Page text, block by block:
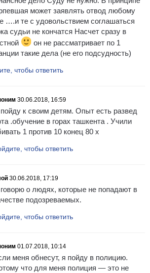
может заявлять отвод любому
….и те с удовольствием соглашаться
судьи не кончатся Насчет сразу в
он не рассматривает по 1
такие дела (не его подсудность)
чтобы ответить
30.06.2018, 16:59
к своим детям. Опыт есть развед
.обучение в горах ташкента . Учили
1 против 10 конец 80 х
чтобы ответить
30.06.2018, 17:19
о людях, которые не попадают в
подозреваемых.
чтобы ответить
01.07.2018, 10:14
меня обнесут, я пойду в полицию.
что для меня полиция — это не